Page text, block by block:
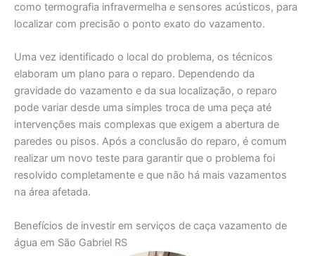
como termografia infravermelha e sensores acústicos, para
localizar com precisão o ponto exato do vazamento.
Uma vez identificado o local do problema, os técnicos
elaboram um plano para o reparo. Dependendo da
gravidade do vazamento e da sua localização, o reparo
pode variar desde uma simples troca de uma peça até
intervenções mais complexas que exigem a abertura de
paredes ou pisos. Após a conclusão do reparo, é comum
realizar um novo teste para garantir que o problema foi
resolvido completamente e que não há mais vazamentos
na área afetada.
Benefícios de investir em serviços de caça vazamento de
água em São Gabriel RS